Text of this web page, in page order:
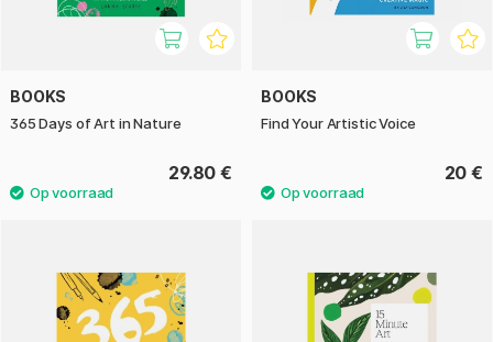
BOOKS
365 Days of Art in Nature
29.80 €
BOOKS
Find Your Artistic Voice
20 €